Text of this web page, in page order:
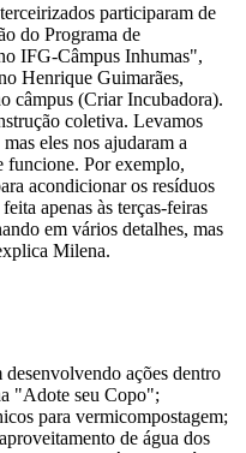
participaram de
do Programa de
IFG-Câmpus Inhumas",
Henrique Guimarães,
câmpus (Criar Incubadora).
coletiva. Levamos
eles nos ajudaram a
funcione. Por exemplo,
acondicionar os resíduos
apenas às terças-feiras
em vários detalhes, mas
Milena.
ações dentro
"Adote seu Copo";
para vermicompostagem;
de água dos